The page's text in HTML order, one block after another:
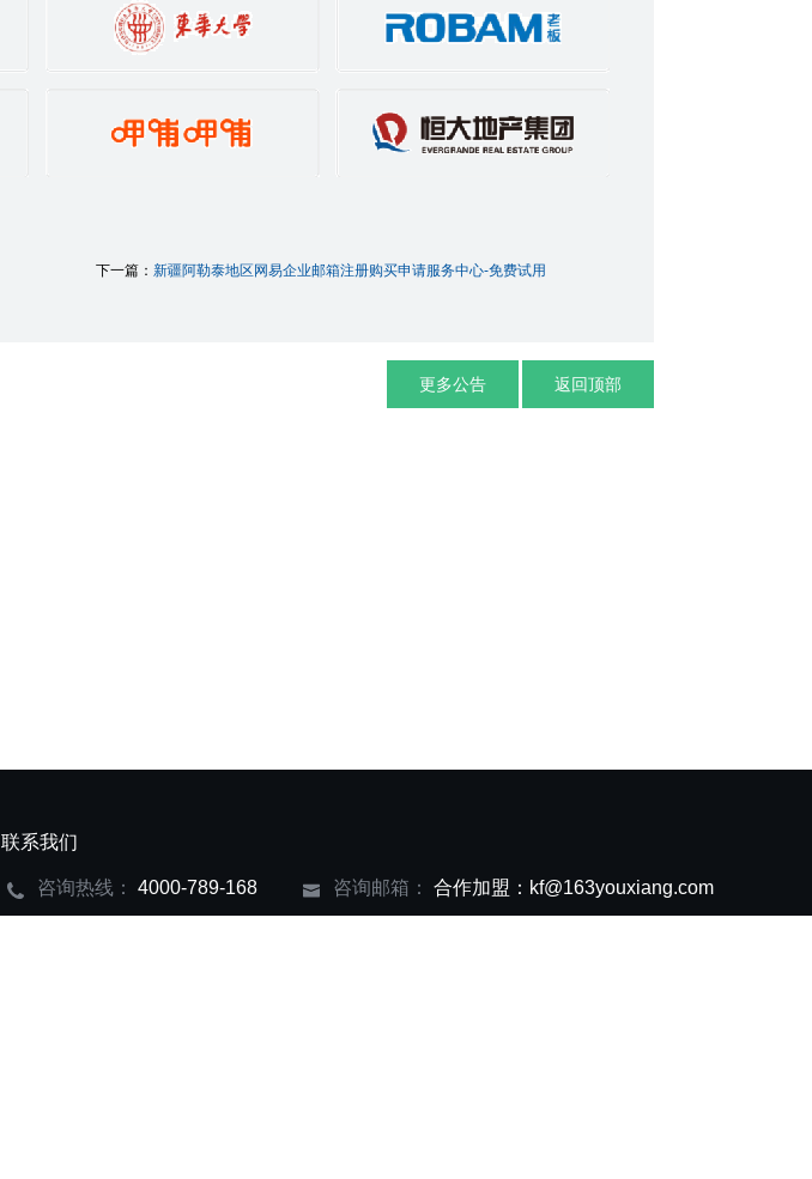
下一篇： 新疆阿勒泰地区网易企业邮箱注册购买申请服务中心-免费试用
更多公告 返回顶部
联系我们
咨询热线： 4000-789-168 咨询邮箱： 合作加盟：kf@163youxiang.com